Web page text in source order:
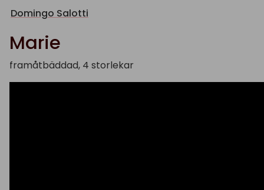
Domingo Salotti
Marie
framåtbäddad, 4 storlekar